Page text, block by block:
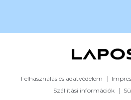
Felhasználás és adatvédelem
Szállítási információk